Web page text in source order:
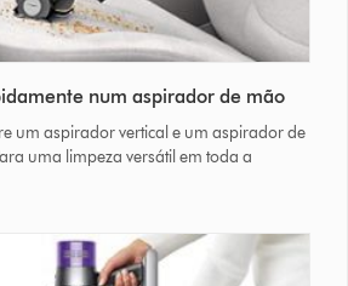
num aspirador de mão
um aspirador vertical e um aspirador de
uma limpeza versátil em toda a